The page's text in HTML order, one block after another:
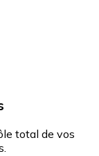
total de vos